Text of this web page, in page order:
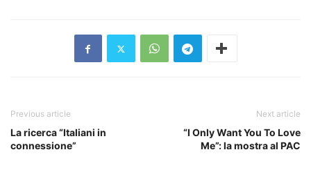
Previous article
La ricerca “Italiani in
connessione”
Next article
“I Only Want You To Love
Me”: la mostra al PAC